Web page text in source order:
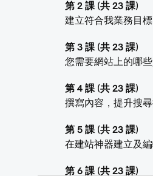
第 2 課 (共 23 課)
建立符合我業務目
第 3 課 (共 23 課)
您需要網站上的哪些
第 4 課 (共 23 課)
撰寫內容，提升搜
第 5 課 (共 23 課)
在建站神器建立及
第 6 課 (共 23 課)